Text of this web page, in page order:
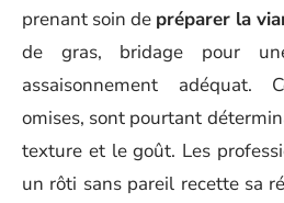
prenant soin de préparer la
de gras, bridage pour
assaisonnement adéquat.
omises, sont pourtant
texture et le goût. Les
un rôti sans pareil recette sa